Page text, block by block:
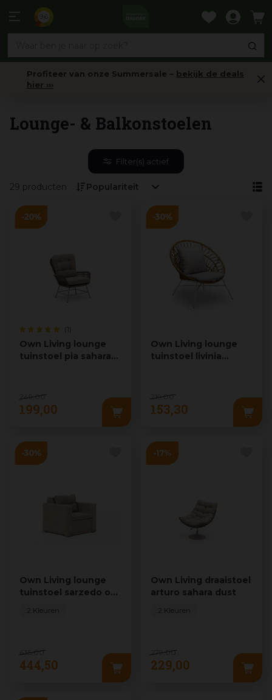
naar
Profiteer van onze Summersale – bekijk de deals
hier ›››
Lounge- & Balkonstoelen
Filter(s) actief
29 producten
Own Living lounge
tuinstoel pia sahara
(1)
249 ,00
199,00
Own Living lounge
tuinstoel livinia
219 ,00
153,30
Own Living lounge
tuinstoel sarzedo off
635,00
444,50
2 Kleuren
Own Living draaistoel
arturo sahara dust
279 ,00
229,00
2 Kleuren